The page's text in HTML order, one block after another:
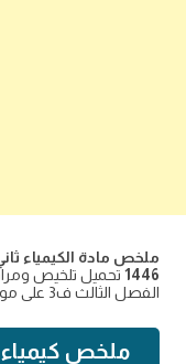
ملخص مادة الكيمياء
1446 تحميل تلخيص
الفصل الثالث ف3 على موقع اجاباتكم بصيغة pdf
ملخص كيمياء